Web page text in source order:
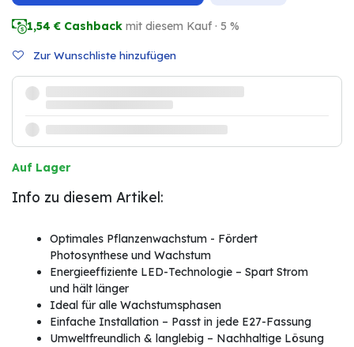
1,54 € Cashback mit diesem Kauf · 5 %
Zur Wunschliste hinzufügen
Auf Lager
Info zu diesem Artikel:
Optimales Pflanzenwachstum - Fördert
Photosynthese und Wachstum
Energieeffiziente LED-Technologie – Spart Strom
und hält länger
Ideal für alle Wachstumsphasen
Einfache Installation – Passt in jede E27-Fassung
Umweltfreundlich & langlebig – Nachhaltige Lösung